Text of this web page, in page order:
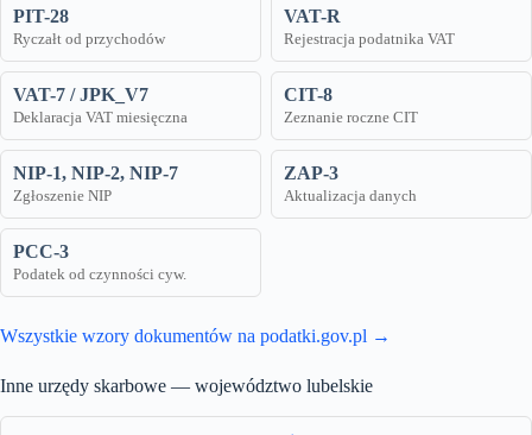
PIT-28
Ryczałt od przychodów
VAT-R
Rejestracja podatnika VAT
VAT-7 / JPK_V7
Deklaracja VAT miesięczna
CIT-8
Zeznanie roczne CIT
NIP-1, NIP-2, NIP-7
Zgłoszenie NIP
ZAP-3
Aktualizacja danych
PCC-3
Podatek od czynności cyw.
Wszystkie wzory dokumentów na podatki.gov.pl →
Inne urzędy skarbowe — województwo lubelskie